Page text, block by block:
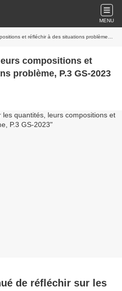
MENU
et réfléchir à des situations problème, P.3 GS-2023
compositions et
problème, P.3 GS-2023
de réfléchir sur les